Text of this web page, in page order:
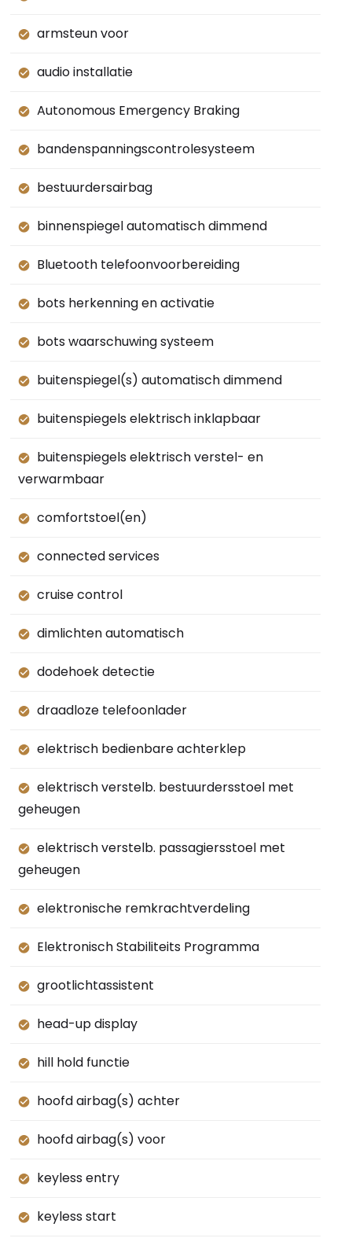
armsteun voor
audio installatie
Autonomous Emergency Braking
bandenspanningscontrolesysteem
bestuurdersairbag
binnenspiegel automatisch dimmend
Bluetooth telefoonvoorbereiding
bots herkenning en activatie
bots waarschuwing systeem
buitenspiegel(s) automatisch dimmend
buitenspiegels elektrisch inklapbaar
buitenspiegels elektrisch verstel- en
verwarmbaar
comfortstoel(en)
connected services
cruise control
dimlichten automatisch
dodehoek detectie
draadloze telefoonlader
elektrisch bedienbare achterklep
elektrisch verstelb. bestuurdersstoel met
geheugen
elektrisch verstelb. passagiersstoel met
geheugen
elektronische remkrachtverdeling
Elektronisch Stabiliteits Programma
grootlichtassistent
head-up display
hill hold functie
hoofd airbag(s) achter
hoofd airbag(s) voor
keyless entry
keyless start